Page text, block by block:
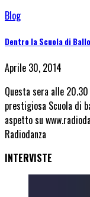
Blog
Dentro la Scuola di
Aprile 30, 2014
Questa sera alle
prestigiosa Scuola di
aspetto su
Radiodanza
INTERVISTE